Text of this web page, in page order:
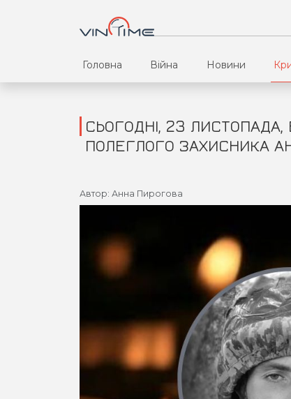
Головна Війна Новини
СЬОГОДНІ, 23
ПОЛЕГЛОГО ЗАХИСНИКА
Автор: Анна Пирогова